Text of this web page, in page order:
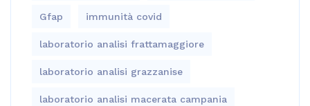
Gfap immunità covid
laboratorio analisi frattamaggiore
laboratorio analisi grazzanise
laboratorio analisi macerata campania